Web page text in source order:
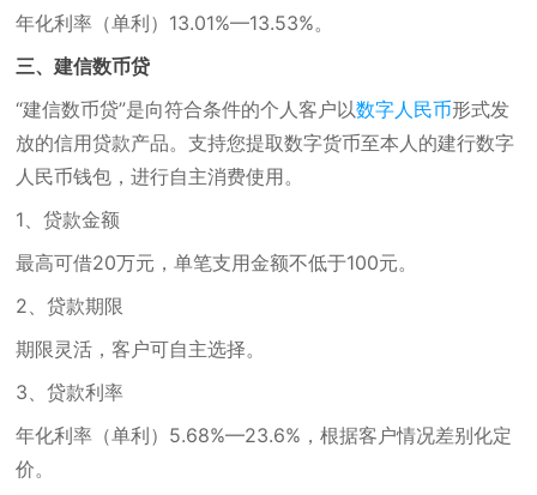
年化利率（单利）13.01%—13.53%。
三、建信数币贷
“建信数币贷”是向符合条件的个人客户以数字人民币形式发
放的信用贷款产品。支持您提取数字货币至本人的建行数字
人民币钱包，进行自主消费使用。
1、贷款金额
最高可借20万元，单笔支用金额不低于100元。
2、贷款期限
期限灵活，客户可自主选择。
3、贷款利率
年化利率（单利）5.68%—23.6%，根据客户情况差别化定
价。